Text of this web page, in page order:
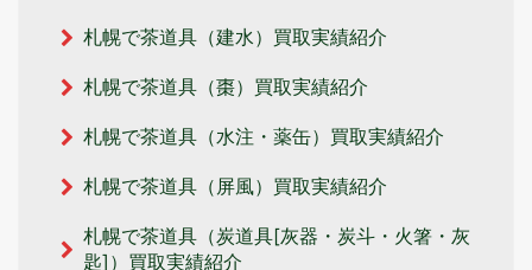
札幌で茶道具（建水）買取実績紹介
札幌で茶道具（棗）買取実績紹介
札幌で茶道具（水注・薬缶）買取実績紹介
札幌で茶道具（屏風）買取実績紹介
札幌で茶道具（炭道具[灰器・炭斗・火箸・灰
匙]）買取実績紹介